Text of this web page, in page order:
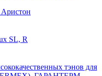
Аристон
SL, R
тэнов для